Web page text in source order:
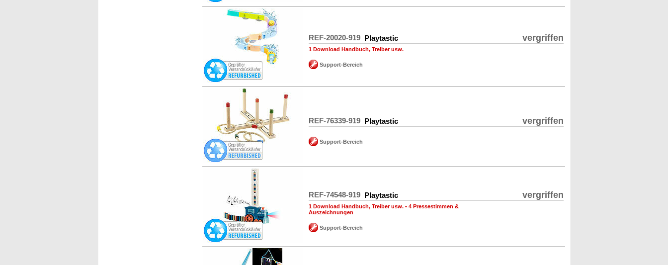
REF-20020-919 Playtastic vergriffen
1 Download Handbuch, Treiber usw.
Support-Bereich
REF-76339-919 Playtastic vergriffen
Support-Bereich
REF-74548-919 Playtastic vergriffen
1 Download Handbuch, Treiber usw. • 4 Pressestimmen &
Auszeichnungen
Support-Bereich